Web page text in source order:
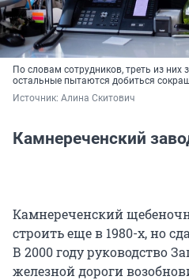
По словам сотрудников, треть из них
остальные пытаются добиться
Источник: Алина Скитович
Камнереченский
Камнереченский
строить еще в 1980-х, но
В 2000 году руководство
железной дороги